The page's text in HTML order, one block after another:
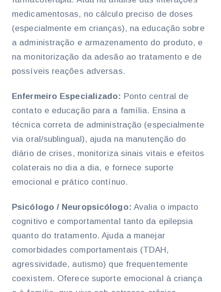
medicamentosas, no cálculo preciso de doses
(especialmente em crianças), na educação sobre
a administração e armazenamento do produto, e
na monitorização da adesão ao tratamento e de
possíveis reações adversas.
Enfermeiro Especializado: Ponto central de
contato e educação para a família. Ensina a
técnica correta de administração (especialmente
via oral/sublingual), ajuda na manutenção do
diário de crises, monitoriza sinais vitais e efeitos
colaterais no dia a dia, e fornece suporte
emocional e prático contínuo.
Psicólogo / Neuropsicólogo: Avalia o impacto
cognitivo e comportamental tanto da epilepsia
quanto do tratamento. Ajuda a manejar
comorbidades comportamentais (TDAH,
agressividade, autismo) que frequentemente
coexistem. Oferece suporte emocional à criança